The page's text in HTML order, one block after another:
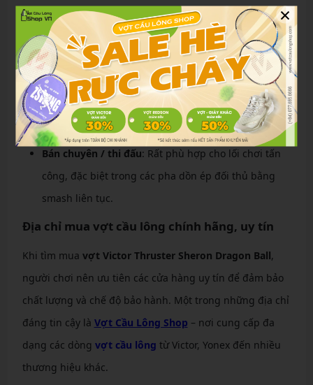
Người mới chơi: Nên cân nhắc vì vợt khá nặng đầu,
dễ gây mỏi. Có thể chọn dòng vợt cân bằng hơn
trước khi nâng cấp.
Người chơi phong trào: Nếu yêu thích Dragon Ball
và muốn trải nghiệm smash mạnh, đây là lựa chọn
thú vị. Tuy nhiên cần luyện cổ tay để thích nghi.
Bán chuyên / thi đấu: Rất phù hợp cho lối chơi tấn
công, đặc biệt trong các pha dồn ép đối thủ bằng
smash liên tục.
Địa chỉ mua vợt cầu lông chính hãng, uy tín
Khi tìm mua vợt Victor Thruster Sheron Dragon Ball,
người chơi nên ưu tiên các cửa hàng uy tín để đảm bảo
chất lượng và chế độ bảo hành. Một trong những địa chỉ
đáng tin cậy là Vợt Cầu Lông Shop – nơi cung cấp đa
dạng các dòng vợt cầu lông từ Victor, Yonex đến nhiều
thương hiệu khác.
×